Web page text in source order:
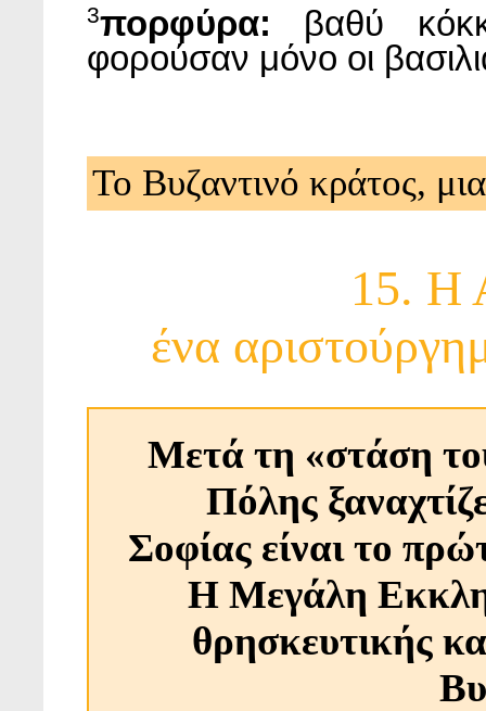
3πορφύρα: βαθύ
φορούσαν μόνο οι
Το Βυζαντινό κράτος,
15. Η
ένα
Μετά τη «στάση
Πόλης
Σοφίας είναι το
Η Μεγάλη
θρησκευτικής